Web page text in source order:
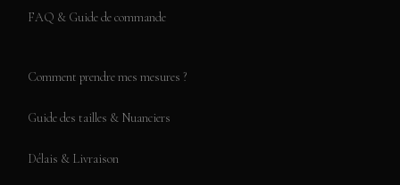
FAQ & Guide de commande
Comment prendre mes mesures ?
Guide des tailles & Nuanciers
Délais & Livraison